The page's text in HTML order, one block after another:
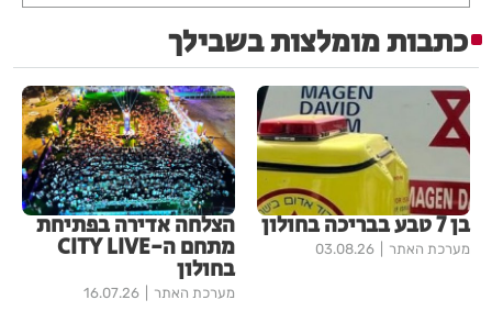
כתבות מומלצות בשבילך
בן 7 טבע בבריכה בחולון
מערכת האתר 03.08.26
הצלחה אדירה בפתיחת
מתחם ה-CITY LIVE
בחולון
מערכת האתר 16.07.26